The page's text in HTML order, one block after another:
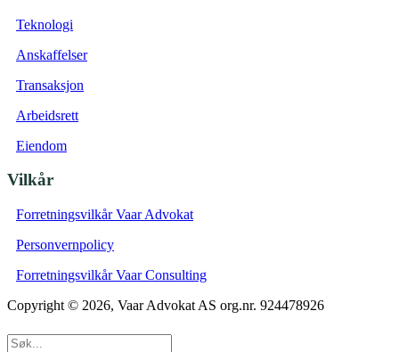
Teknologi
Anskaffelser
Transaksjon
Arbeidsrett
Eiendom
Vilkår
Forretningsvilkår Vaar Advokat
Personvernpolicy
Forretningsvilkår Vaar Consulting
Copyright © 2026, Vaar Advokat AS org.nr. 924478926